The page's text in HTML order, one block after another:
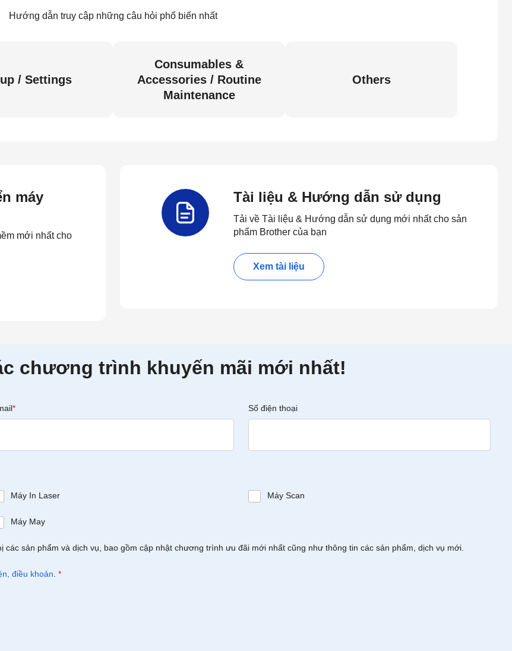
Hướng dẫn truy cập những câu hỏi phổ biến nhất
/ Settings
Consumables &
Accessories / Routine
Maintenance
Others
máy
mới nhất cho
Tài liệu & Hướng dẫn sử dụng
Tải về Tài liệu & Hướng dẫn sử dụng mới nhất cho sản
phẩm Brother của bạn
Xem tài liệu
chương trình khuyến mãi mới nhất!
* Số điện thoại
Máy In Laser Máy Scan
Máy May
sản phẩm và dịch vụ, bao gồm cập nhật chương trình ưu đãi mới nhất cũng như thông tin các sản phẩm, dịch vụ mới.
điều khoản *